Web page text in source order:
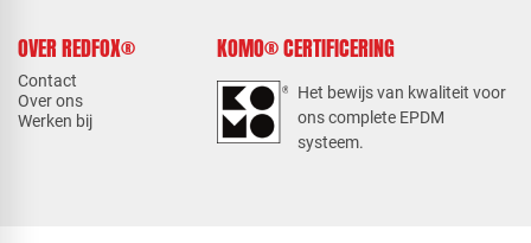
OVER REDFOX®
Contact
Over ons
Werken bij
KOMO® CERTIFICERING
Het bewijs van kwaliteit voor
ons complete EPDM
systeem.